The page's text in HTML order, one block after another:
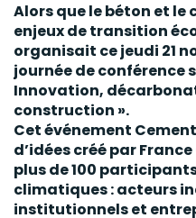
Alors que le béton et
enjeux de transition
organisait ce jeudi 21
journée de conférence
Innovation,
construction ».
Cet événement
d’idées créé par
plus de 100
climatiques : acteurs
institutionnels et